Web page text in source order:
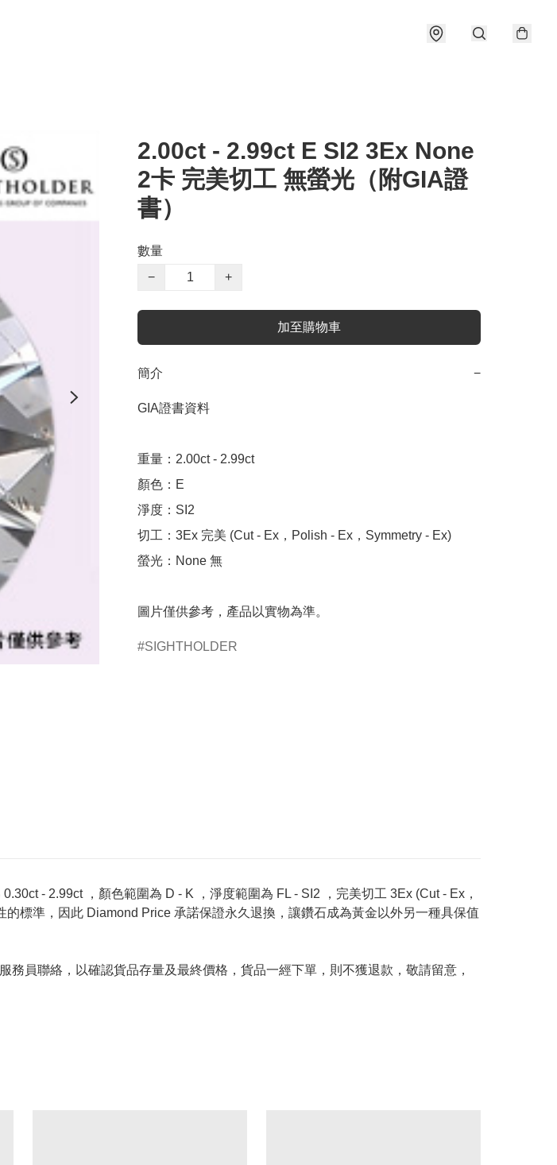
2.00ct - 2.99ct E SI2 3Ex None
2卡 完美切工 無螢光（附GIA證
書）
數量
−
+
加至購物車
簡介 −
GIA證書資料
重量：2.00ct - 2.99ct
顏色：E
淨度：SI2
切工：3Ex 完美 (Cut - Ex，Polish - Ex，Symmetry - Ex)
螢光：None 無
圖片僅供參考，產品以實物為準。
SIGHTHOLDER
- 2.99ct ，顏色範圍為 D - K ，淨度範圍為 FL - SI2 ，完美切工 3Ex (Cut - Ex，
標準，因此 Diamond Price 承諾保證永久退換，讓鑽石成為黃金以外另一種具保值
員聯絡，以確認貨品存量及最終價格，貨品一經下單，則不獲退款，敬請留意，